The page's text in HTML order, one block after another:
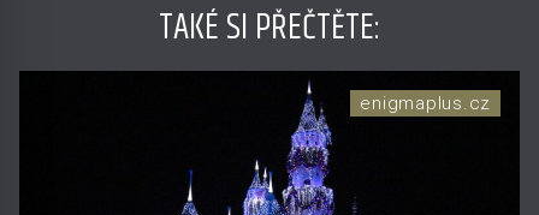
TAKÉ SI PŘEČTĚTE:
enigmaplus.cz